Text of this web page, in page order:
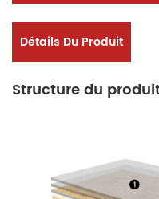
Détails Du Produit
Structure du